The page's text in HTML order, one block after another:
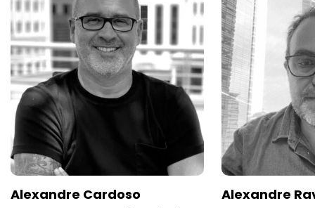
Alexandre Cardoso Alexandre